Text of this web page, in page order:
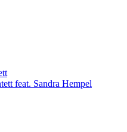
feat. Sandra Hempel